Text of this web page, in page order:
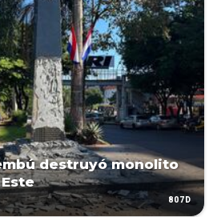
destruyó monolito
807D